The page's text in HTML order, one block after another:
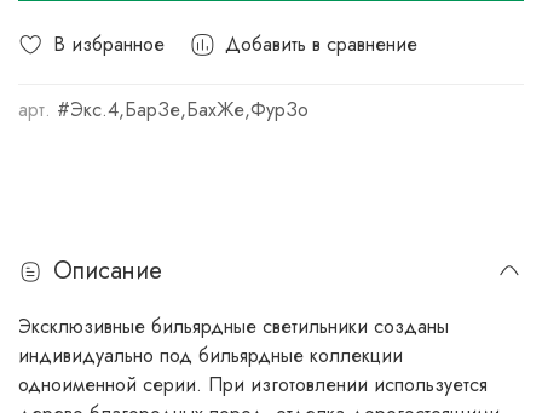
В избранное Добавить в сравнение
арт. #Экс.4,БарЗе,БахЖе,ФурЗо
Описание
Эксклюзивные бильярдные светильники созданы
индивидуально под бильярдные коллекции
одноименной серии. При изготовлении используется